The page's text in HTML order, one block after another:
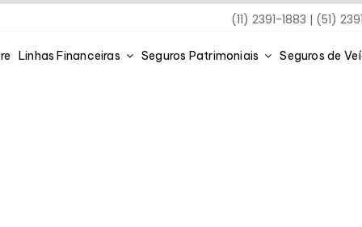
(11) 2391-1883 | (51)
Linhas Financeiras Seguros Patrimoniais Seguros de